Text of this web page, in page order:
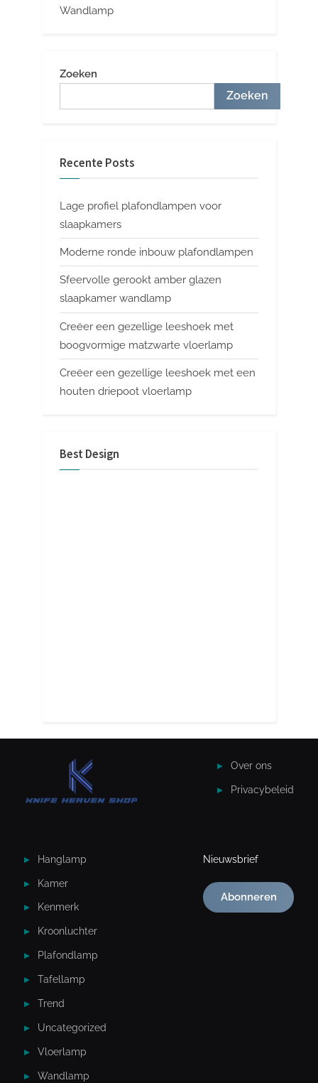
Wandlamp
Zoeken
Zoeken
Recente Posts
Lage profiel plafondlampen voor
slaapkamers
Moderne ronde inbouw plafondlampen
Sfeervolle gerookt amber glazen
slaapkamer wandlamp
Creëer een gezellige leeshoek met
boogvormige matzwarte vloerlamp
Creëer een gezellige leeshoek met een
houten driepoot vloerlamp
Best Design
Over ons
Privacybeleid
Hanglamp
Kamer
Kenmerk
Kroonluchter
Plafondlamp
Tafellamp
Trend
Uncategorized
Vloerlamp
Wandlamp
Nieuwsbrief
Abonneren